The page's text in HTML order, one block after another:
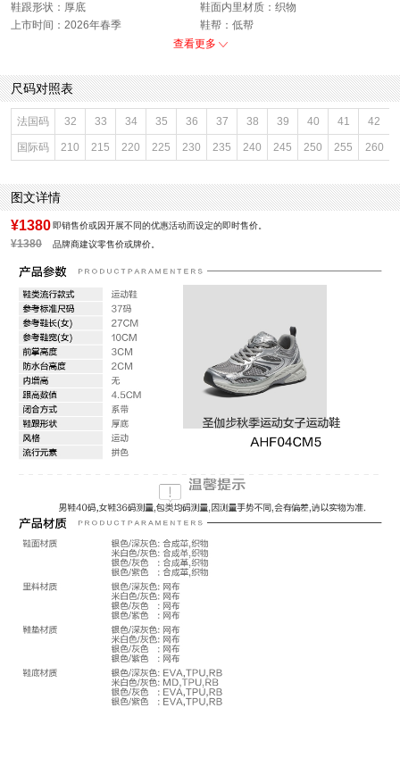
鞋跟形状：厚底
鞋面内里材质：织物
上市时间：2026年春季
鞋帮：低帮
参考鞋宽(女)：10CM
流行元素：拼色
闭合方式：系带
前掌高度：3CM
款式季节：春季
配跟：无
鞋垫材质：网布
鞋头款式：圆头
鞋面材质：织物,合成革
鞋面图案：拼色
参考鞋长(女)：27CM
跟高数值：4.5CM
性别：女子
皮质特征：合成革
里料材质：网布
防水台高度：2CM
风格：运动
查看更多
尺码对照表
法国码 32 33 34 35 36 37 38 39 40 41 42
国际码 210 215 220 225 230 235 240 245 250 255 260
图文详情
¥1380 即销售价或因开展不同的优惠活动而设定的即时售价。
¥1380 品牌商建议零售价或牌价。